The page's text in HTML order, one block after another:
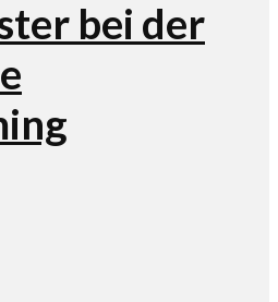
bei der